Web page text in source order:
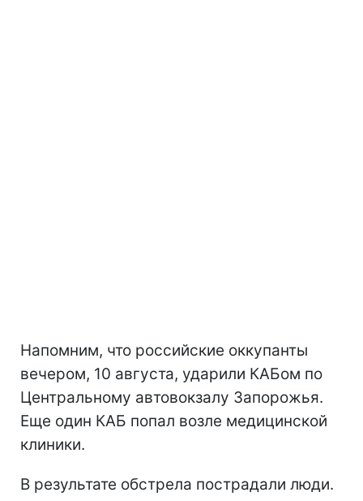
Напомним, что российские оккупанты
вечером, 10 августа, ударили КАБом по
Центральному автовокзалу Запорожья.
Еще один КАБ попал возле медицинской
клиники.
В результате обстрела пострадали люди.